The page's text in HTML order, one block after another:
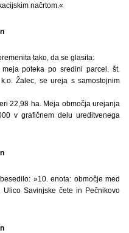
načrtom.«
tako, da se glasita:
poteka po sredini parcel. št.
Žalec, se ureja s samostojnim
22,98 ha. Meja območja urejanja
v grafičnem delu ureditvenega
»10. enota: območje med
Savinjske čete in Pečnikovo